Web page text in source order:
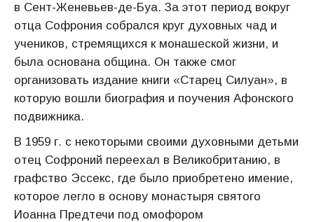
в Сент-Женевьев-де-Буа. За этот период вокруг
отца Софрония собрался круг духовных чад и
учеников, стремящихся к монашеской жизни, и
была основана община. Он также смог
организовать издание книги «Старец Силуан», в
которую вошли биография и поучения Афонского
подвижника.
В 1959 г. с некоторыми своими духовными детьми
отец Софроний переехал в Великобританию, в
графство Эссекс, где было приобретено имение,
которое легло в основу монастыря святого
Иоанна Предтечи под омофором